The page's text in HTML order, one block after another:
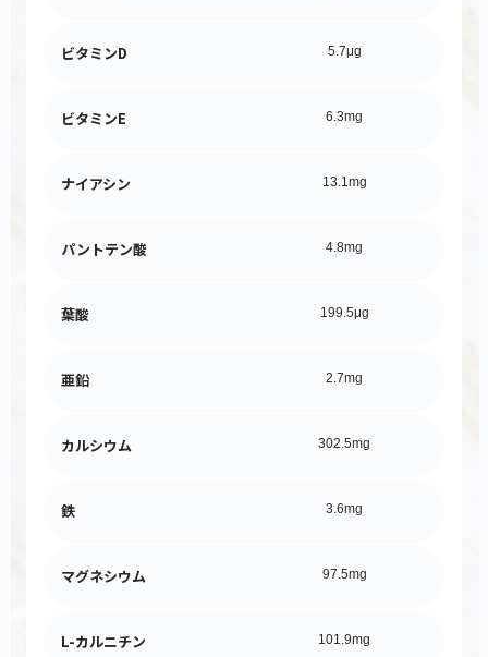
ビタミンD 5.7μg
ビタミンE 6.3mg
ナイアシン 13.1mg
パントテン酸 4.8mg
葉酸 199.5μg
亜鉛 2.7mg
カルシウム 302.5mg
鉄 3.6mg
マグネシウム 97.5mg
L-カルニチン 101.9mg